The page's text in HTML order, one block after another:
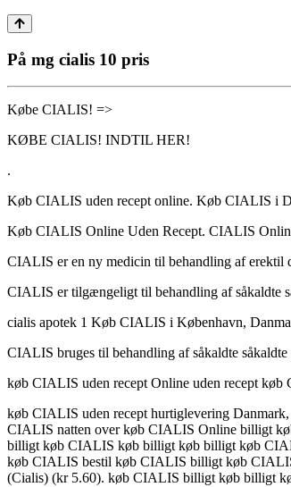
På mg cialis 10 pris
Købe CIALIS! =>
KØBE CIALIS! INDTIL HER!
.
Køb CIALIS uden recept online. Køb CIALIS i
Køb CIALIS Online Uden Recept. CIALIS
CIALIS er en ny medicin til behandling af
CIALIS er tilgængeligt til behandling af såkaldte
cialis apotek 1 Køb CIALIS i København,
CIALIS bruges til behandling af såkaldte såkaldte
køb CIALIS uden recept Online uden recept
køb CIALIS uden recept hurtiglevering
CIALIS natten over køb CIALIS Online billigt
billigt køb CIALIS køb billigt køb billigt køb
køb CIALIS bestil køb CIALIS billigt køb
(Cialis) (kr 5.60). køb CIALIS billigt køb billigt